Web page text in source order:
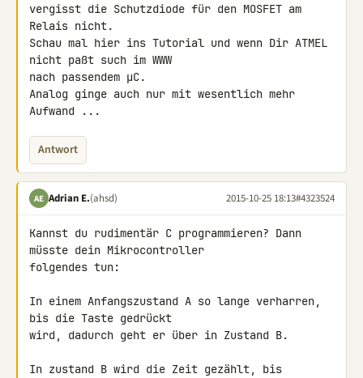
vergisst die Schutzdiode für den MOSFET am
Relais nicht.
Schau mal hier ins Tutorial und wenn Dir ATMEL
nicht paßt such im WWW
nach passendem µC.
Analog ginge auch nur mit wesentlich mehr
Aufwand ...
Antwort
AE Adrian E.(ahsd) 2015-10-25 18:13#4323524
Kannst du rudimentär C programmieren? Dann
müsste dein Mikrocontroller
folgendes tun:
In einem Anfangszustand A so lange verharren,
bis die Taste gedrückt
wird, dadurch geht er über in Zustand B.
In zustand B wird die Zeit gezählt, bis